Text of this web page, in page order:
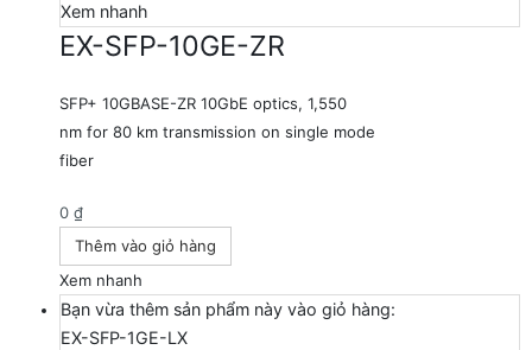
Xem nhanh
EX-SFP-10GE-ZR
SFP+ 10GBASE-ZR 10GbE optics, 1,550
nm for 80 km transmission on single mode
fiber
0 ₫
Thêm vào giỏ hàng
Xem nhanh
Bạn vừa thêm sản phẩm này vào giỏ hàng:
EX-SFP-1GE-LX